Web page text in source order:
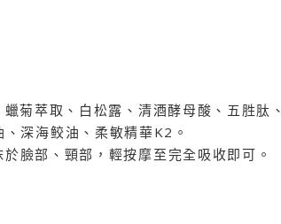
菊萃取、白松露、清酒酵母酸、五胜肽、
深海鲛油、柔敏精華K2。
臉部、頸部，輕按摩至完全吸收即可。